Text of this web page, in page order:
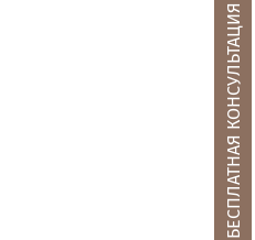
БЕСПЛАТНАЯ КОНСУЛЬТАЦИЯ